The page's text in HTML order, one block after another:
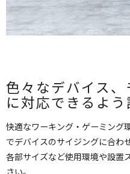
色々なデバイス、
に対応できるよう
快適なワーキング・ゲーミング
でデバイスのサイジングに合わ
各部サイズなど使用環境や設置